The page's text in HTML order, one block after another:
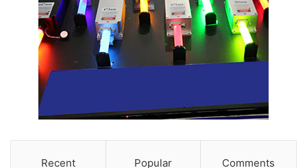
Recent Popular Comments